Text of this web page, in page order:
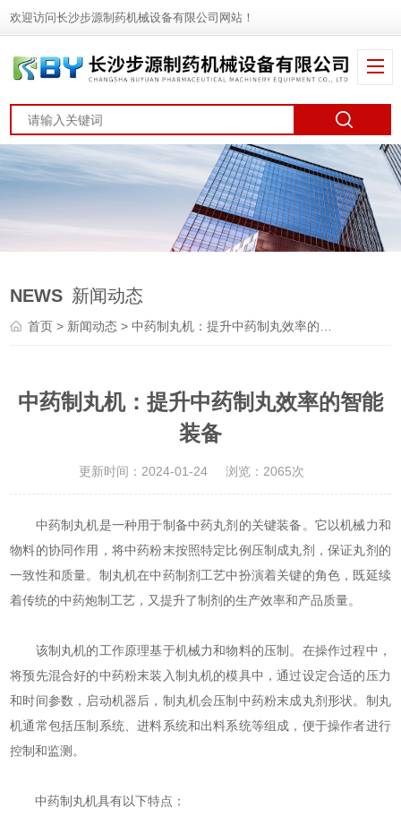
欢迎访问长沙步源制药机械设备有限公司网站！
NEWS 新闻动态
首页 > 新闻动态 > 中药制丸机：提升中药制丸效率的智能装备
中药制丸机：提升中药制丸效率的智能
装备
更新时间：2024-01-24 浏览：2065次
中药制丸机是一种用于制备中药丸剂的关键装备。它以机械力和
物料的协同作用，将中药粉末按照特定比例压制成丸剂，保证丸剂的
一致性和质量。制丸机在中药制剂工艺中扮演着关键的角色，既延续
着传统的中药炮制工艺，又提升了制剂的生产效率和产品质量。
该制丸机的工作原理基于机械力和物料的压制。在操作过程中，
将预先混合好的中药粉末装入制丸机的模具中，通过设定合适的压力
和时间参数，启动机器后，制丸机会压制中药粉末成丸剂形状。制丸
机通常包括压制系统、进料系统和出料系统等组成，便于操作者进行
控制和监测。
中药制丸机具有以下特点：